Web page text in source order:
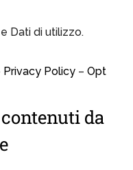
Dati di utilizzo.
Privacy Policy – Opt
da